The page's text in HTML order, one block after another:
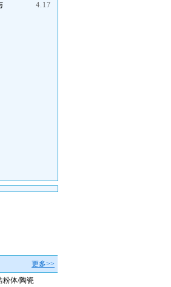
4.17
更多>>
粉体/陶瓷